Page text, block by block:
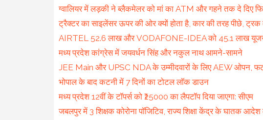
ग्वालियर में लड़की ने ब्लैकमेलर को मां का ATM और गहने तक दे दिए फिर
ट्रैक्टर का साइलेंसर ऊपर की ओर क्यों होता है, कार की तरह पीछे, ट्रक
AIRTEL 52.6 लाख और VODAFONE-IDEA को 45.1 लाख
मध्य प्रदेश कांग्रेस में जयवर्धन सिंह और नकुल नाथ आमने-सामने
JEE Main और UPSC NDA के उम्मीदवारों के लिए AEW ओपन,
भोपाल के बाद कटनी में 7 दिनों का टोटल लॉक डाउन
मध्य प्रदेश 12वीं के टॉपर्स को ₹25000 का लैपटॉप दिया जाएगा: सीएम
जबलपुर में 3 शिक्षक कोरोना पॉजिटिव, राज्य शिक्षा केंद्र के घातक आदेश